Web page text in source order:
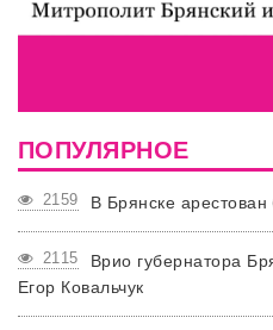
ПОПУЛЯРНОЕ
2159 В Брянске
2115
Врио губернатора
Егор Ковальчук